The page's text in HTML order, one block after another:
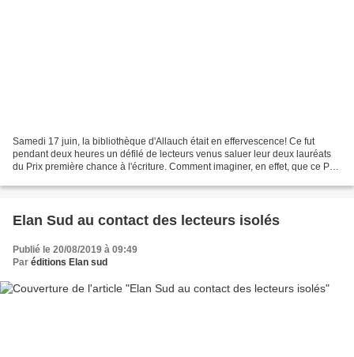
Samedi 17 juin, la bibliothèque d'Allauch était en effervescence! Ce fut
pendant deux heures un défilé de lecteurs venus saluer leur deux lauréats
du Prix première chance à l'écriture. Comment imaginer, en effet, que ce Prix
Elan Sud au contact des lecteurs isolés
Publié le 20/08/2019 à 09:49
Par éditions Elan sud